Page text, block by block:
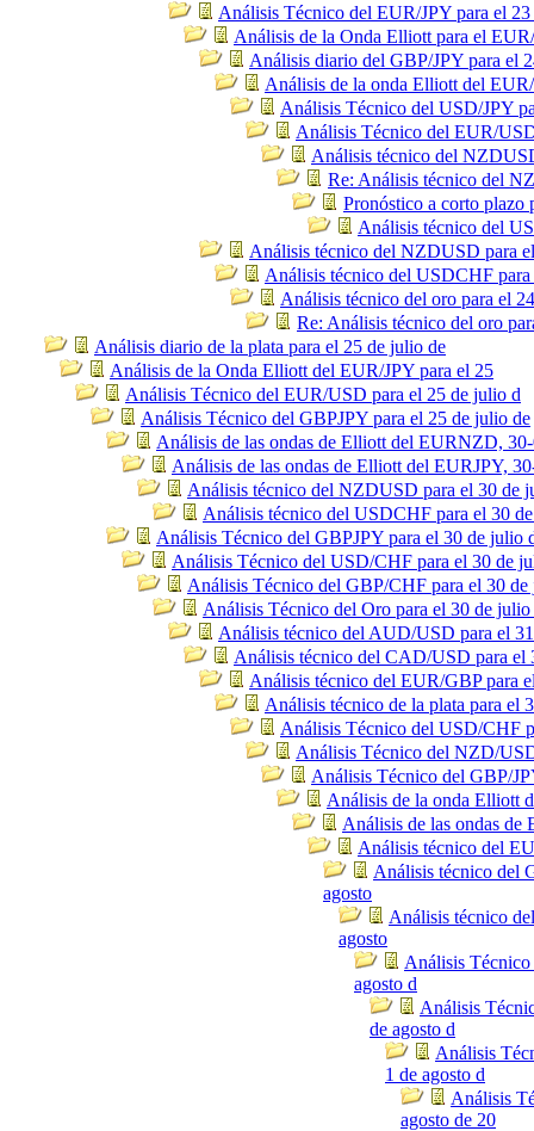
Análisis Técnico del EUR/JPY para el
Análisis de la Onda Elliott para el
Análisis diario del GBP/JPY para el
Análisis de la onda Elliott del
Análisis Técnico del USD/JPY
Análisis Técnico del EUR/
Análisis técnico del
Re: Análisis técnico del
Pronóstico a corto
Análisis técnico del
Análisis técnico del NZDUSD para
Análisis técnico del USDCHF
Análisis técnico del oro para el
Re: Análisis técnico del oro
Análisis diario de la plata para el 25 de julio de
Análisis de la Onda Elliott del EUR/JPY para el 25
Análisis Técnico del EUR/USD para el 25 de julio d
Análisis Técnico del GBPJPY para el 25 de julio de
Análisis de las ondas de Elliott del EURNZD,
Análisis de las ondas de Elliott del EURJPY,
Análisis técnico del NZDUSD para el 30 de
Análisis técnico del USDCHF para el 30
Análisis Técnico del GBPJPY para el 30 de julio
Análisis Técnico del USD/CHF para el 30 de
Análisis Técnico del GBP/CHF para el 30
Análisis Técnico del Oro para el 30 de julio
Análisis técnico del AUD/USD para el
Análisis técnico del CAD/USD para el
Análisis técnico del EUR/GBP para
Análisis técnico de la plata para el
Análisis Técnico del USD/CHF
Análisis Técnico del NZD/
Análisis Técnico del GBP/
Análisis de la onda Elliott
Análisis de las ondas
Análisis técnico del
Análisis técnico del
agosto
Análisis técnico
agosto
Análisis
agosto d
Análisis
de agosto d
Análisis
1 de agosto d
Análisis
agosto de 20